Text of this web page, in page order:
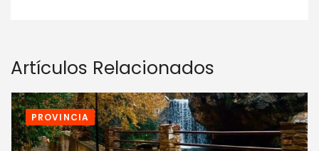
Artículos Relacionados
PROVINCIA